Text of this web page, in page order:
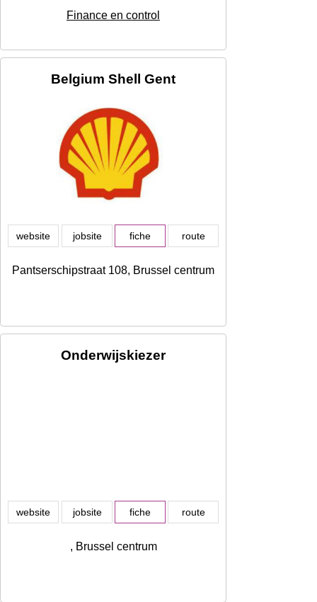
Finance en control
Belgium Shell Gent
website jobsite fiche route
Pantserschipstraat 108, Brussel centrum
Onderwijskiezer
website jobsite fiche route
, Brussel centrum